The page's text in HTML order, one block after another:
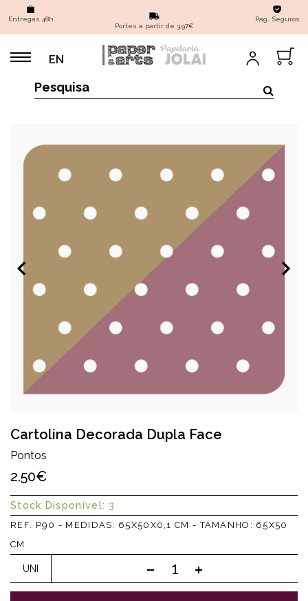
Entregas 48h
Portes a partir de 3,97€
Pag. Seguros
EN
Cartolina Decorada Dupla Face
Pontos
2.50€
Stock Disponível: 3
REF. P90 - MEDIDAS: 65X50X0,1 CM - TAMANHO: 65X50
CM
UNI